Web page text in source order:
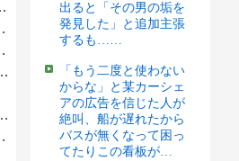
出ると「その男の垢を
発見した」と追加主張
するも……
「もう二度と使わない
からな」と某カーシェ
アの広告を信じた人が
絶叫、船が遅れたから
バスが無くなって困っ
てたりこの看板が…